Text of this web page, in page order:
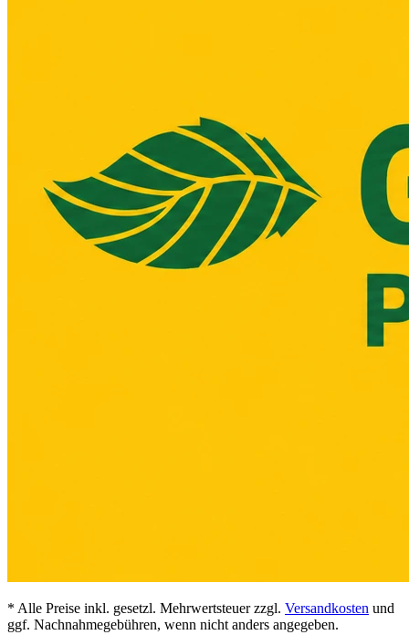
* Alle Preise inkl. gesetzl. Mehrwertsteuer zzgl. Versandkosten und
ggf. Nachnahmegebühren, wenn nicht anders angegeben.